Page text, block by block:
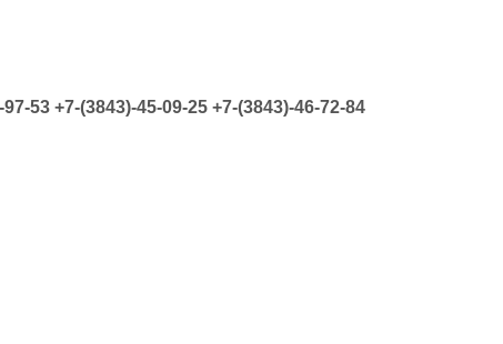
53 +7-(3843)-45-09-25 +7-(3843)-46-72-84